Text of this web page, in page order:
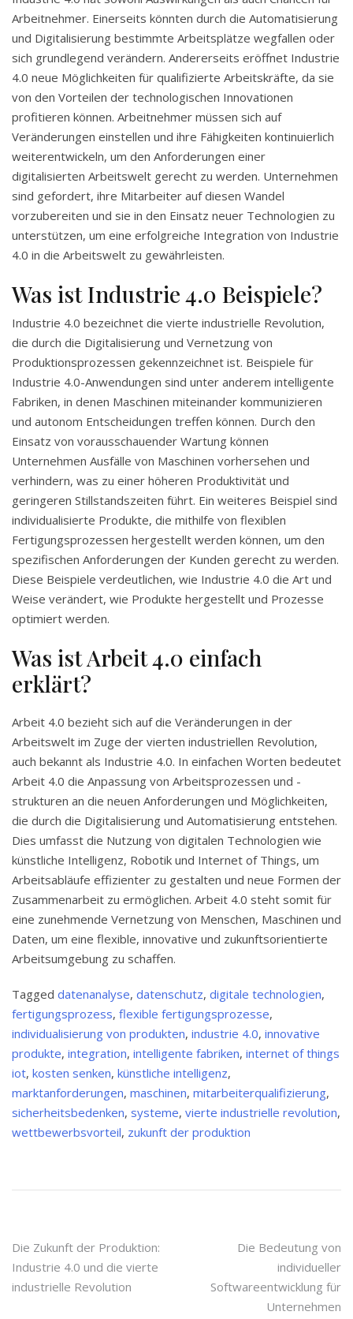
Arbeitnehmer. Einerseits könnten durch die Automatisierung
und Digitalisierung bestimmte Arbeitsplätze wegfallen oder
sich grundlegend verändern. Andererseits eröffnet Industrie
4.0 neue Möglichkeiten für qualifizierte Arbeitskräfte, da sie
von den Vorteilen der technologischen Innovationen
profitieren können. Arbeitnehmer müssen sich auf
Veränderungen einstellen und ihre Fähigkeiten kontinuierlich
weiterentwickeln, um den Anforderungen einer
digitalisierten Arbeitswelt gerecht zu werden. Unternehmen
sind gefordert, ihre Mitarbeiter auf diesen Wandel
vorzubereiten und sie in den Einsatz neuer Technologien zu
unterstützen, um eine erfolgreiche Integration von Industrie
4.0 in die Arbeitswelt zu gewährleisten.
Was ist Industrie 4.0 Beispiele?
Industrie 4.0 bezeichnet die vierte industrielle Revolution,
die durch die Digitalisierung und Vernetzung von
Produktionsprozessen gekennzeichnet ist. Beispiele für
Industrie 4.0-Anwendungen sind unter anderem intelligente
Fabriken, in denen Maschinen miteinander kommunizieren
und autonom Entscheidungen treffen können. Durch den
Einsatz von vorausschauender Wartung können
Unternehmen Ausfälle von Maschinen vorhersehen und
verhindern, was zu einer höheren Produktivität und
geringeren Stillstandszeiten führt. Ein weiteres Beispiel sind
individualisierte Produkte, die mithilfe von flexiblen
Fertigungsprozessen hergestellt werden können, um den
spezifischen Anforderungen der Kunden gerecht zu werden.
Diese Beispiele verdeutlichen, wie Industrie 4.0 die Art und
Weise verändert, wie Produkte hergestellt und Prozesse
optimiert werden.
Was ist Arbeit 4.0 einfach
erklärt?
Arbeit 4.0 bezieht sich auf die Veränderungen in der
Arbeitswelt im Zuge der vierten industriellen Revolution,
auch bekannt als Industrie 4.0. In einfachen Worten bedeutet
Arbeit 4.0 die Anpassung von Arbeitsprozessen und -
strukturen an die neuen Anforderungen und Möglichkeiten,
die durch die Digitalisierung und Automatisierung entstehen.
Dies umfasst die Nutzung von digitalen Technologien wie
künstliche Intelligenz, Robotik und Internet of Things, um
Arbeitsabläufe effizienter zu gestalten und neue Formen der
Zusammenarbeit zu ermöglichen. Arbeit 4.0 steht somit für
eine zunehmende Vernetzung von Menschen, Maschinen und
Daten, um eine flexible, innovative und zukunftsorientierte
Arbeitsumgebung zu schaffen.
Tagged datenanalyse, datenschutz, digitale technologien,
fertigungsprozess, flexible fertigungsprozesse,
individualisierung von produkten, industrie 4.0, innovative
produkte, integration, intelligente fabriken, internet of things
iot, kosten senken, künstliche intelligenz,
marktanforderungen, maschinen, mitarbeiterqualifizierung,
sicherheitsbedenken, systeme, vierte industrielle revolution,
wettbewerbsvorteil, zukunft der produktion
Beitragsnavigation
Die Zukunft der Produktion:
Industrie 4.0 und die vierte
industrielle Revolution
Die Bedeutung von
individueller
Softwareentwicklung für
Unternehmen